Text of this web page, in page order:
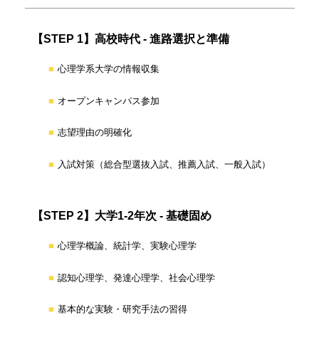
【STEP 1】高校時代 - 進路選択と準備
心理学系大学の情報収集
オープンキャンパス参加
志望理由の明確化
入試対策（総合型選抜入試、推薦入試、一般入試）
【STEP 2】大学1-2年次 - 基礎固め
心理学概論、統計学、実験心理学
認知心理学、発達心理学、社会心理学
基本的な実験・研究手法の習得